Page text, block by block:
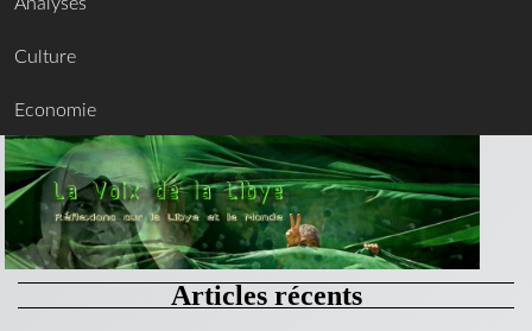
Culture
Economie
Articles récents